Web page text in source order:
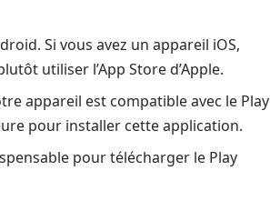
Si vous avez un appareil iOS,
utiliser l’App Store d’Apple.
appareil est compatible avec le Play
pour installer cette application.
pour télécharger le Play